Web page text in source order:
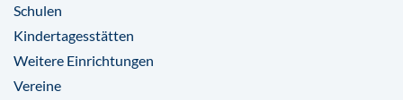
Schulen
Kindertagesstätten
Weitere Einrichtungen
Vereine